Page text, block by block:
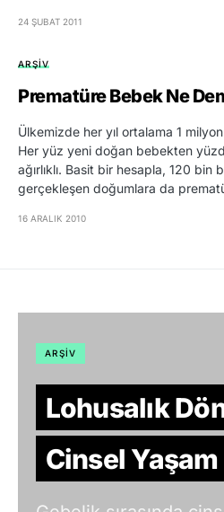
24 ŞUBAT 2011
ARŞIV
Prematüre Bebek Ne
Ülkemizde her yıl ortalama 1
Her yüz yeni doğan bebekten
ağırlıklı. Basit bir hesapla, 120
gerçekleşen doğumlara da
16 ARALIK 2010
ARŞIV
Lohusalık
Cinsel Yaşam